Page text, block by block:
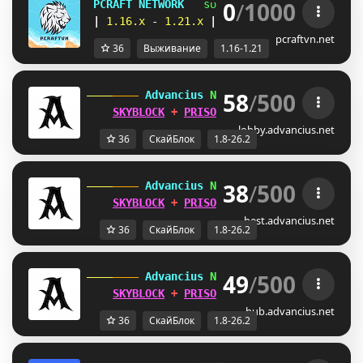
PCRAFT NETWORK sᴜʀᴠɪᴠᴀʟ | sᴋʏʙʟᴏᴄᴋ
1.16.x - 1.21.x | ᴇᴄᴏ sᴍᴘ |
0/1000
pcraftvn.net
36 Выживание 1.16-1.21
Advancius Network [1.8 - 26.2]
SKYBLOCK + PRISON UPDATES OUT NOW
58/500
lobby.advancius.net
36 СкайБлок 1.8-26.2
Advancius Network [1.8 - 26.2]
SKYBLOCK + PRISON UPDATES OUT NOW
38/500
best.advancius.net
36 СкайБлок 1.8-26.2
Advancius Network [1.8 - 26.2]
SKYBLOCK + PRISON UPDATES OUT NOW
49/500
hub.advancius.net
36 СкайБлок 1.8-26.2